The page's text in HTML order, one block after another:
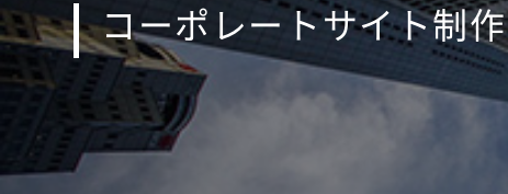
コーポレートサイト制作